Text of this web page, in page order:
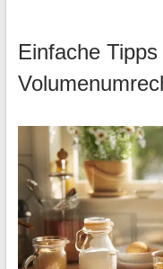
Einfache